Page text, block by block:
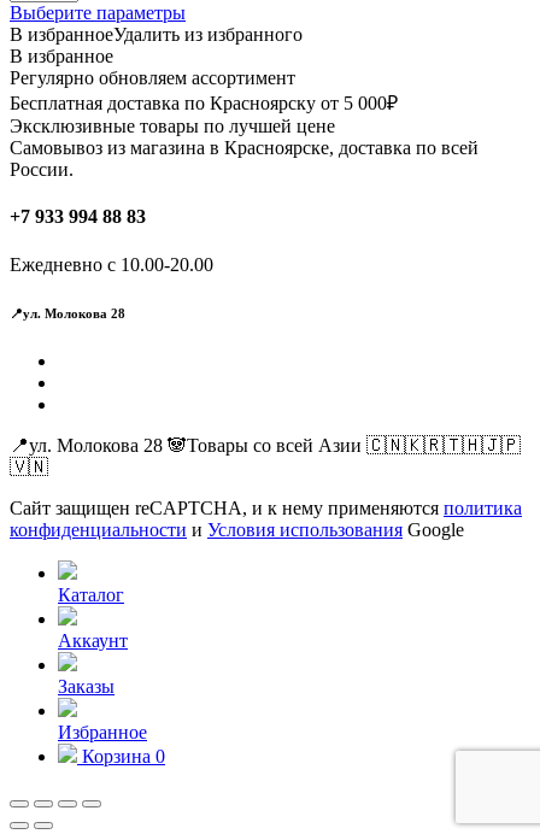
Выберите параметрыЭтот
товар
несколько
вариаций.
Опции
можно
выбрать
В избранноеУдалить из избранного
В избранное
Регулярно обновляем ассортимент
Бесплатная доставка по Красноярску от 5 000₽
Эксклюзивные товары по лучшей цене
Самовывоз из магазина в Красноярске, доставка по всей
России.
+7 933 994 88 83
Ежедневно с 10.00-20.00
📍ул. Молокова 28
📍ул. Молокова 28 🐼Товары со всей Азии 🇨🇳🇰🇷🇹🇭🇯🇵
🇻🇳
Сайт защищен reCAPTCHA, и к нему применяются политика
конфиденциальности и Условия использования Google
Каталог
Аккаунт
Заказы
Избранное
Корзина 0